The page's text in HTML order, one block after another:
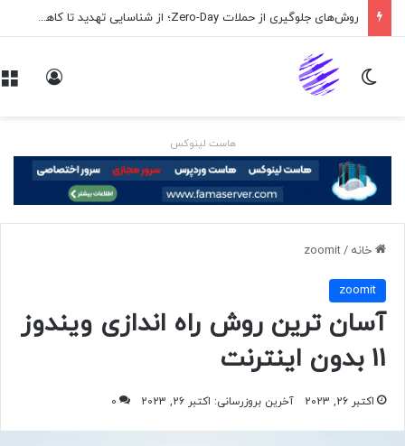
روش‌های جلوگیری از حملات Zero-Day؛ از شناسایی تهدید تا کاهش ریسک
تغییر پوسته
هاست لینوکس
خانه /
zoomit
zoomit
آسان ترین روش راه اندازی ویندوز
11 بدون اینترنت
اکتبر 26, 2023 آخرین بروزرسانی: اکتبر 26, 2023 0